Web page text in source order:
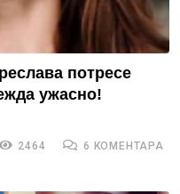
потресе
ужасно!
2464 6 КОМЕНТАРА